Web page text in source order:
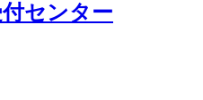
センター